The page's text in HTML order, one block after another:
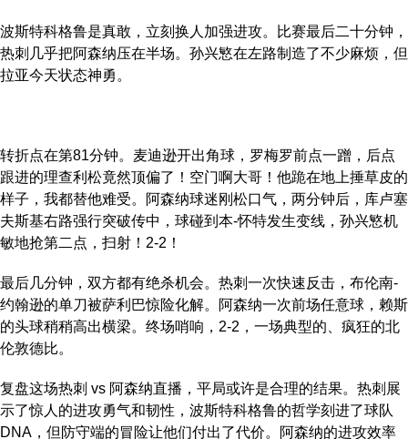
波斯特科格鲁是真敢，立刻换人加强进攻。比赛最后二十分钟，
热刺几乎把阿森纳压在半场。孙兴慜在左路制造了不少麻烦，但
拉亚今天状态神勇。
转折点在第81分钟。麦迪逊开出角球，罗梅罗前点一蹭，后点
跟进的理查利松竟然顶偏了！空门啊大哥！他跪在地上捶草皮的
样子，我都替他难受。阿森纳球迷刚松口气，两分钟后，库卢塞
夫斯基右路强行突破传中，球碰到本-怀特发生变线，孙兴慜机
敏地抢第二点，扫射！2-2！
最后几分钟，双方都有绝杀机会。热刺一次快速反击，布伦南-
约翰逊的单刀被萨利巴惊险化解。阿森纳一次前场任意球，赖斯
的头球稍稍高出横梁。终场哨响，2-2，一场典型的、疯狂的北
伦敦德比。
复盘这场热刺 vs 阿森纳直播，平局或许是合理的结果。热刺展
示了惊人的进攻勇气和韧性，波斯特科格鲁的哲学刻进了球队
DNA，但防守端的冒险让他们付出了代价。阿森纳的进攻效率